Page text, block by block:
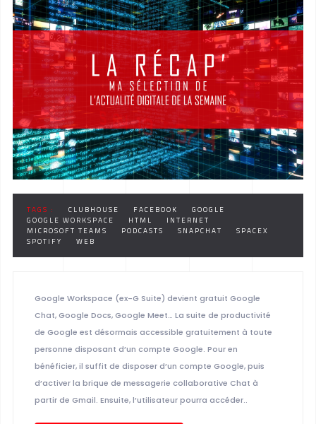
TAGS : CLUBHOUSE FACEBOOK
GOOGLE
GOOGLE WORKSPACE
HTML
INTERNET
MICROSOFT TEAMS
PODCASTS SNAPCHAT
SPACEX
SPOTIFY
WEB
Google Workspace (ex-G Suite) devient gratuit Google
Chat, Google Docs, Google Meet… La suite de productivité
de Google est désormais accessible gratuitement à toute
personne disposant d’un compte Google. Pour en
bénéficier, il suffit de disposer d’un compte Google, puis
d’activer la brique de messagerie collaborative Chat à
partir de Gmail. Ensuite, l’utilisateur pourra accéder..